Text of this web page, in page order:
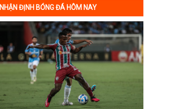
NHẬN ĐỊNH BÓNG ĐÁ HÔM NAY